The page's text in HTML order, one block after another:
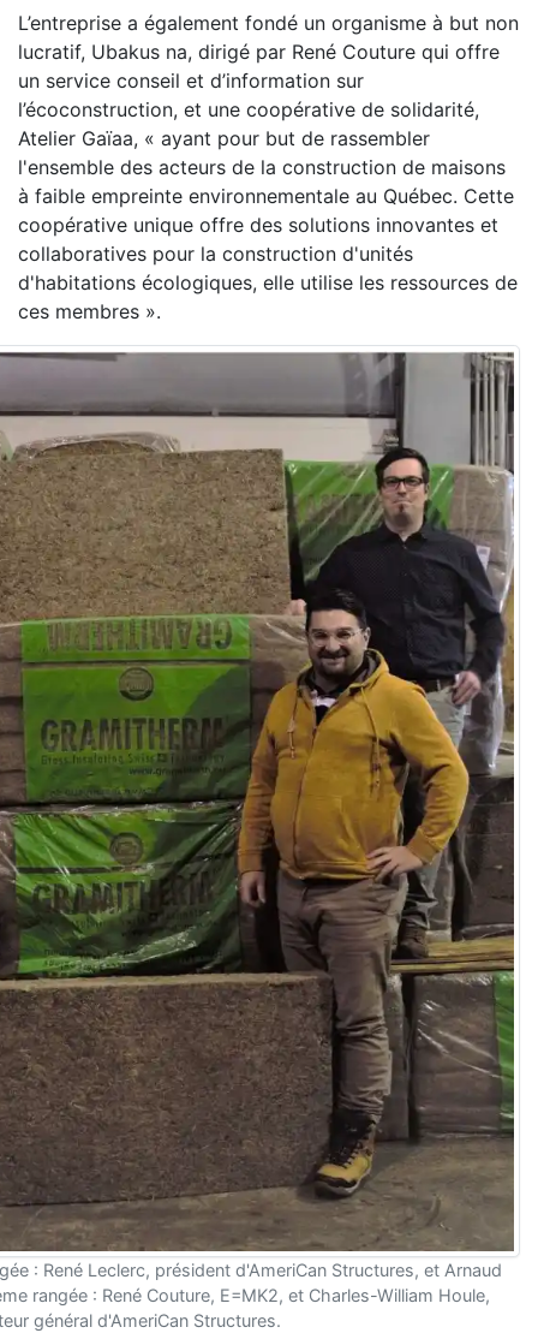
L’entreprise a également fondé un organisme à but non
lucratif, Ubakus na, dirigé par René Couture qui offre
un service conseil et d’information sur
l’écoconstruction, et une coopérative de solidarité,
Atelier Gaïaa, « ayant pour but de rassembler
l'ensemble des acteurs de la construction de maisons
à faible empreinte environnementale au Québec. Cette
coopérative unique offre des solutions innovantes et
collaboratives pour la construction d'unités
d'habitations écologiques, elle utilise les ressources de
ces membres ».
: René Leclerc, président d'AmeriCan Structures, et Arnaud
rangée : René Couture, E=MK2, et Charles-William Houle,
général d'AmeriCan Structures.